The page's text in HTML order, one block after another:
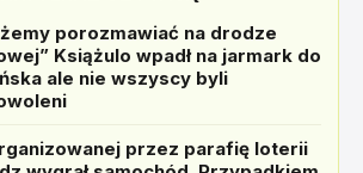
porozmawiać na drodze
Książulo wpadł na jarmark do
ale nie wszyscy byli
przez parafię loterii